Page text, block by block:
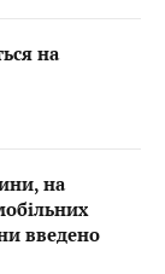
на
на
введено